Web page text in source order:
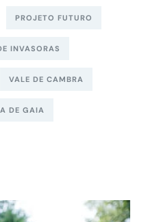
PROJETO FUTURO
INVASORAS
VALE DE CAMBRA
DE GAIA